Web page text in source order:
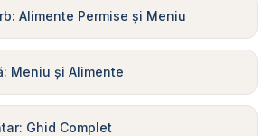
Alimente Permise și Meniu
Meniu și Alimente
Ghid Complet